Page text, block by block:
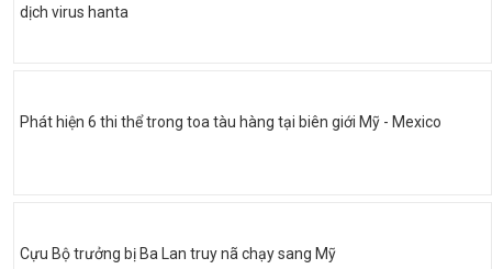
dịch virus hanta
Phát hiện 6 thi thể trong toa tàu hàng tại biên giới Mỹ - Mexico
Cựu Bộ trưởng bị Ba Lan truy nã chạy sang Mỹ